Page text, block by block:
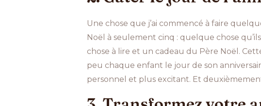
Une chose que j’ai commencé à faire
Noël à seulement cinq : quelque chose
chose à lire et un cadeau du Père Noël.
peu chaque enfant le jour de son
personnel et plus excitant. Et